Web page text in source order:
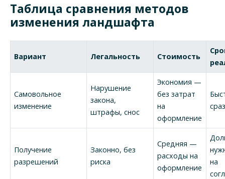
Таблица сравнения методов
изменения ландшафта
Вариант Легальность Стоимость
Самовольное
изменение
Нарушение
закона,
штрафы, снос
Экономия —
без затрат
на
оформление
Получение
разрешений
Законно, без
риска
Средняя —
расходы на
оформление
на